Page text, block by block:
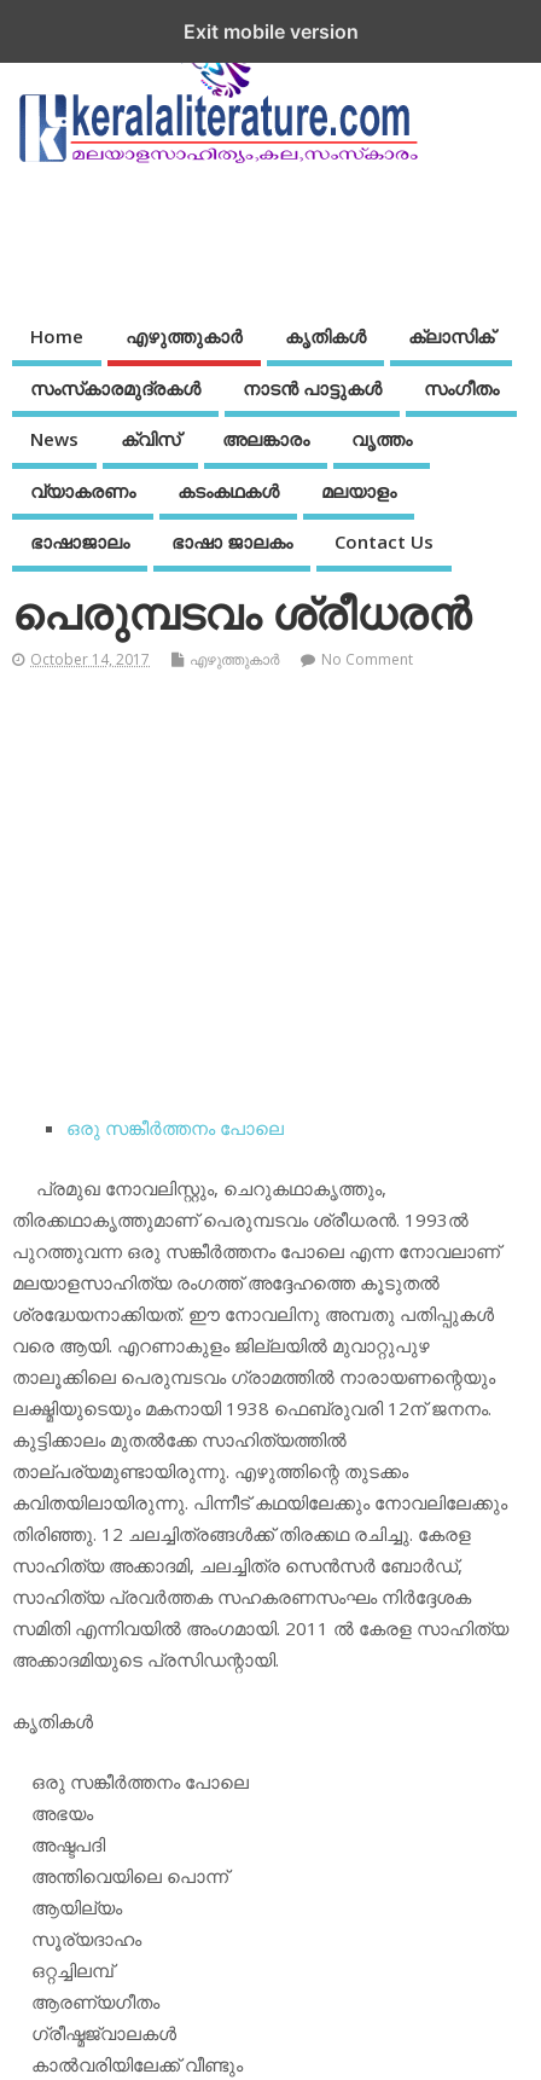
Home എഴുത്തുകാര്‍ കൃതികൾ ക്ലാസിക്
സംസ്‌കാരമുദ്രകള്‍ നാടന്‍ പാട്ടുകള്‍ സംഗീതം
News ക്വിസ് അലങ്കാരം വൃത്തം
വ്യാകരണം കടംകഥകള്‍ മലയാളം
ഭാഷാജാലം ഭാഷാ ജാലകം Contact Us
പെരുമ്പടവം ശ്രീധരന്‍
October 14, 2017 എഴുത്തുകാര്‍ No Comment
ഒരു സങ്കീര്‍ത്തനം പോലെ
പ്രമുഖ നോവലിസ്റ്റും, ചെറുകഥാകൃത്തും,
തിരക്കഥാകൃത്തുമാണ് പെരുമ്പടവം ശ്രീധരന്‍. 1993ല്‍
പുറത്തുവന്ന ഒരു സങ്കീര്‍ത്തനം പോലെ എന്ന നോവലാണ്
മലയാളസാഹിത്യ രംഗത്ത് അദ്ദേഹത്തെ കൂടുതല്‍
ശ്രദ്ധേയനാക്കിയത്. ഈ നോവലിനു അമ്പതു പതിപ്പുകള്‍
വരെ ആയി. എറണാകുളം ജില്ലയില്‍ മുവാറ്റുപുഴ
താലൂക്കിലെ പെരുമ്പടവം ഗ്രാമത്തില്‍ നാരായണന്റെയും
ലക്ഷ്മിയുടെയും മകനായി 1938 ഫെബ്രുവരി 12ന് ജനനം.
കുട്ടിക്കാലം മുതല്‍ക്കേ സാഹിത്യത്തില്‍
താല്പര്യമുണ്ടായിരുന്നു. എഴുത്തിന്റെ തുടക്കം
കവിതയിലായിരുന്നു. പിന്നീട് കഥയിലേക്കും നോവലിലേക്കും
തിരിഞ്ഞു. 12 ചലച്ചിത്രങ്ങള്‍ക്ക് തിരക്കഥ രചിച്ചു. കേരള
സാഹിത്യ അക്കാദമി, ചലച്ചിത്ര സെന്‍സര്‍ ബോര്‍ഡ്,
സാഹിത്യ പ്രവര്‍ത്തക സഹകരണസംഘം നിര്‍ദ്ദേശക
സമിതി എന്നിവയില്‍ അംഗമായി. 2011 ല്‍ കേരള സാഹിത്യ
അക്കാദമിയുടെ പ്രസിഡന്റായി.
കൃതികള്‍
ഒരു സങ്കീര്‍ത്തനം പോലെ
അഭയം
അഷ്ടപദി
അന്തിവെയിലെ പൊന്ന്
ആയില്യം
സൂര്യദാഹം
ഒറ്റച്ചിലമ്പ്
ആരണ്യഗീതം
ഗ്രീഷ്മജ്വാലകള്‍
കാല്‍വരിയിലേക്ക് വീണ്ടും
Exit mobile version